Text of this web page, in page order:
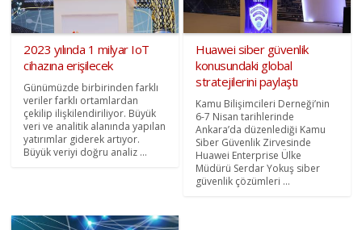
2023 yılında 1 milyar IoT
cihazına erişilecek
Günümüzde birbirinden farklı
veriler farklı ortamlardan
çekilip ilişkilendiriliyor. Büyük
veri ve analitik alanında yapılan
yatırımlar giderek artıyor.
Büyük veriyi doğru analiz ...
Huawei siber güvenlik
konusundaki global
stratejilerini paylaştı
Kamu Bilişimcileri Derneği’nin
6-7 Nisan tarihlerinde
Ankara’da düzenlediği Kamu
Siber Güvenlik Zirvesinde
Huawei Enterprise Ülke
Müdürü Serdar Yokuş siber
güvenlik çözümleri ...